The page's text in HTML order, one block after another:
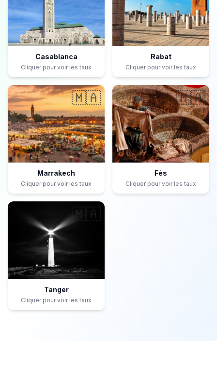
Casablanca
Cliquer pour voir les taux
Rabat
Cliquer pour voir les taux
🇲🇦
Marrakech
Cliquer pour voir les taux
🇲🇦
Fès
Cliquer pour voir les taux
🇲🇦
Tanger
Cliquer pour voir les taux